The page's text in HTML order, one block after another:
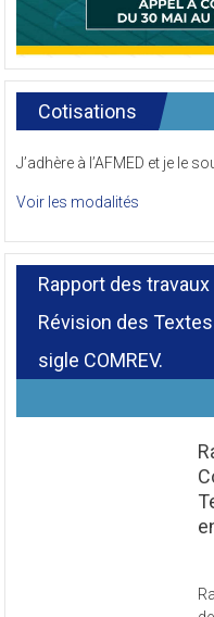
Cotisations
J’adhère à l’AFMED et je le
Voir les modalités
Rapport des
Révision des Textes
sigle COMREV.